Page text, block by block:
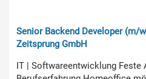
Senior Backend Developer (m/
Zeitsprung GmbH
IT | Softwareentwicklung Feste